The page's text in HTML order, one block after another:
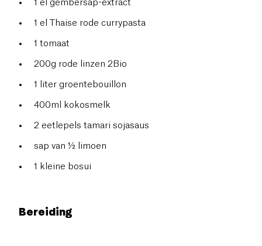
1 el gembersap-extract
1 el Thaise rode currypasta
1 tomaat
200g rode linzen 2Bio
1 liter groentebouillon
400ml kokosmelk
2 eetlepels tamari sojasaus
sap van ½ limoen
1 kleine bosui
Bereiding